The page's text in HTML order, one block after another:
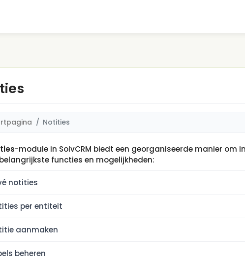
Notities
-module in SolvCRM biedt een georganiseerde manier om
functies en mogelijkheden:
notities
per entiteit
aanmaken
beheren